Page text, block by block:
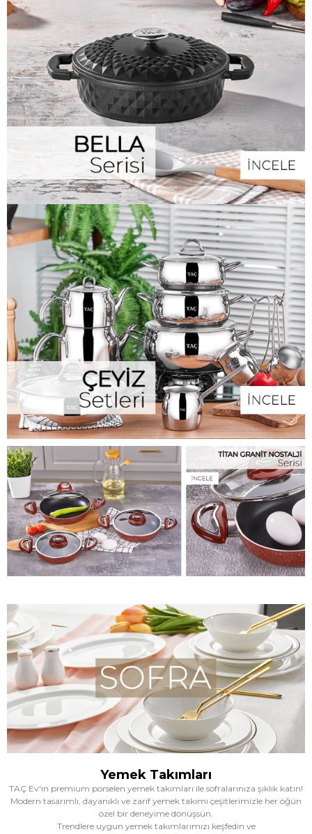
Yemek Takımları
TAÇ Ev'in premium porselen yemek takımları ile sofralarınıza şıklık katın!
Modern tasarımlı, dayanıklı ve zarif yemek takımı çeşitlerimizle her öğün
özel bir deneyime dönüşsün.
Trendlere uygun yemek takımlarımızı keşfedin ve